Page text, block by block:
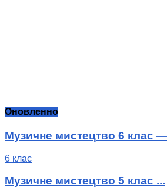
Оновленно
Музичне мистецтво 6 клас
6 клас
Музичне мистецтво 5 клас ...